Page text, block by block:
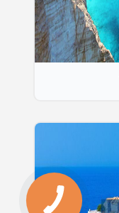
КНОПКА
ЗВ'ЯЗКУ